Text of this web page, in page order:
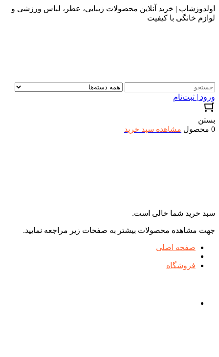
اولدوزشاپ | خرید آنلاین محصولات زیبایی، عطر، لباس ورزشی و
لوازم خانگی با کیفیت
ورود | ثبت‌نام
بستن
0 محصول
مشاهده سبد خرید
سبد خرید شما خالی است.
جهت مشاهده محصولات بیشتر به صفحات زیر مراجعه نمایید.
صفحه اصلی
فروشگاه